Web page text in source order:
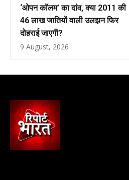
‘ओपन कॉलम’ का दांव, क्या 2011 की
46 लाख जातियों वाली उलझन फिर
दोहराई जाएगी?
9 August, 2026